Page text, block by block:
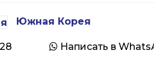
Южная Корея
Написать в